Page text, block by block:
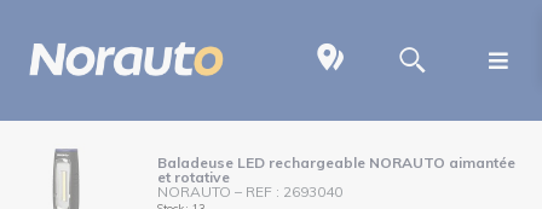
Baladeuse LED rechargeable NORAUTO aimantée
et rotative
NORAUTO – REF : 2693040